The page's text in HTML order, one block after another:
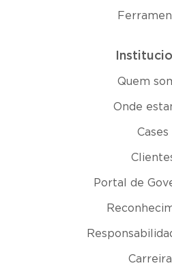
Quem
Onde
Cases
Portal de